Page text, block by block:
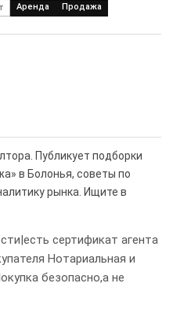
Аренда Продажа
Публикует подборки
в Болонья, советы по
рынка. Ищите в
сертификат агента
Нотариальная и
безопасно,а не